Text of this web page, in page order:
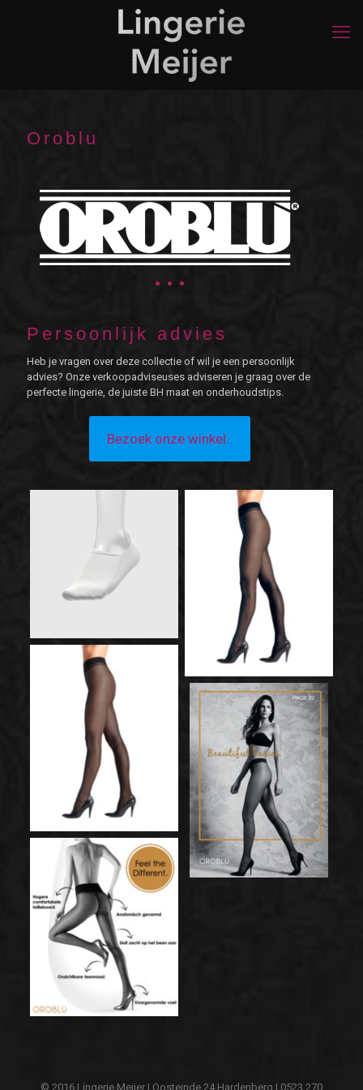
Oroblu
Persoonlijk advies
Heb je vragen over deze collectie of wil je een persoonlijk
advies? Onze verkoopadviseuses adviseren je graag over de
perfecte lingerie, de juiste BH maat en onderhoudstips.
Bezoek onze winkel..
© 2016 Lingerie Meijer | Oosteinde 24 Hardenberg | 0523 270